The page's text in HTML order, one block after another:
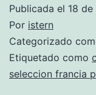
Publicada el 18
Por istern
Categorizado
Etiquetado como
seleccion francia